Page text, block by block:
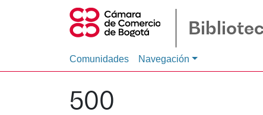
Comunidades Navegación
500